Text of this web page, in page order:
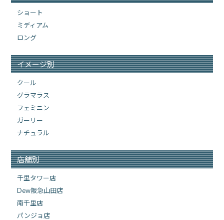
ショート
ミディアム
ロング
イメージ別
クール
グラマラス
フェミニン
ガーリー
ナチュラル
店舗別
千里タワー店
Dew阪急山田店
南千里店
パンジョ店